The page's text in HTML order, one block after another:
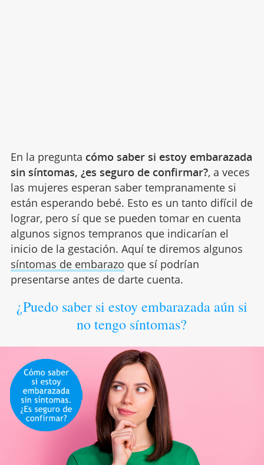
En la pregunta cómo saber si estoy embarazada
sin síntomas, ¿es seguro de confirmar?, a veces
las mujeres esperan saber tempranamente si
están esperando bebé. Esto es un tanto difícil de
lograr, pero sí que se pueden tomar en cuenta
algunos signos tempranos que indicarían el
inicio de la gestación. Aquí te diremos algunos
síntomas de embarazo que sí podrían
presentarse antes de darte cuenta.
¿Puedo saber si estoy embarazada aún si
no tengo síntomas?